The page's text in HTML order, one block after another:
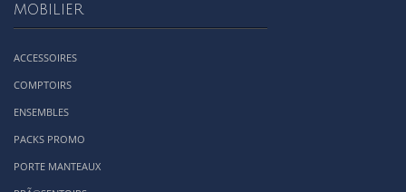
MOBILIER
ACCESSOIRES
COMPTOIRS
ENSEMBLES
PACKS PROMO
PORTE MANTEAUX